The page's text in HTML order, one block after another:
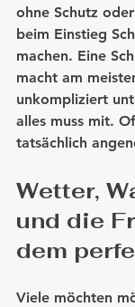
ohne Schutz
beim Einstieg
machen. Eine
macht am
unkompliziert
alles muss mit.
tatsächlich
Wetter,
und die
dem
Viele möchten